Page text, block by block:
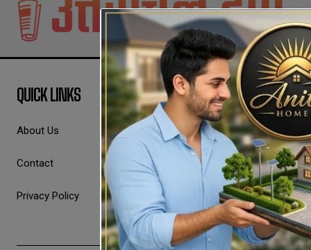
QUICK LINKS
About Us
Contact
Privacy Policy